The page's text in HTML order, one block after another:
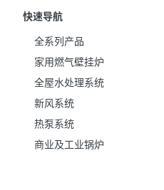
快速导航
全系列产品
家用燃气壁挂炉
全屋水处理系统
新风系统
热泵系统
商业及工业锅炉